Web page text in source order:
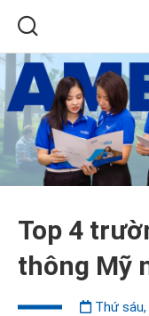
Top 4
thông Mỹ
Thứ